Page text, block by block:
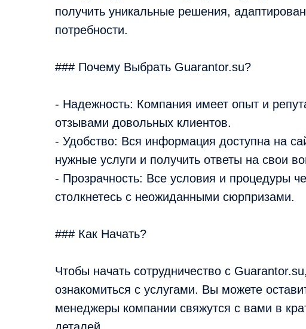
получить уникальные решения,
потребности.
### Почему Выбрать Guarantor.su?
- Надежность: Компания имеет опыт и
отзывами довольных клиентов.
- Удобство: Вся информация доступна на
нужные услуги и получить ответы на свои
- Прозрачность: Все условия и процедуры
столкнетесь с неожиданными сюрпризами.
### Как Начать?
Чтобы начать сотрудничество с
ознакомиться с услугами. Вы можете
менеджеры компании свяжутся с вами в